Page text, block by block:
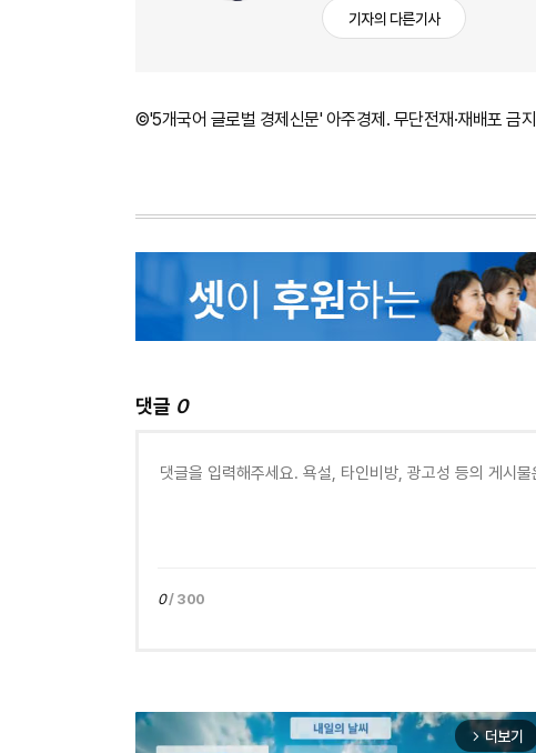
기자의 다른기사
©'5개국어 글로벌 경제신문' 아주경제. 무단전재·재배포 금지
댓글 0
0/ 300
arrow_forward_ios 더보기